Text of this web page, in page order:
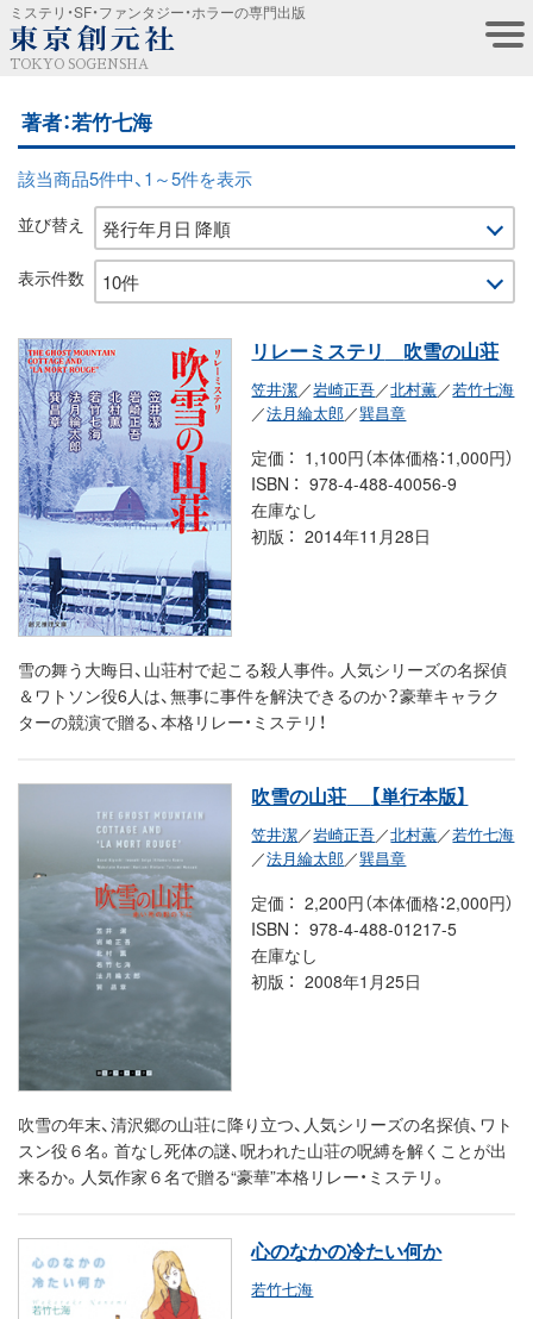
ミステリ・SF・ファンタジー・ホラーの専門出版
TOKYO SOGENSHA
著者：若竹七海
該当商品5件中、1～5件を表示
並び替え
表示件数
リレーミステリ 吹雪の山荘
笠井潔／岩崎正吾／北村薫／若竹七海
／法月綸太郎／巽昌章
定価
1,100円（本体価格：1,000円）
ISBN
978-4-488-40056-9
在庫なし
初版
2014年11月28日
雪の舞う大晦日、山荘村で起こる殺人事件。人気シリーズの名探偵
＆ワトソン役6人は、無事に事件を解決できるのか？豪華キャラク
ターの競演で贈る、本格リレー・ミステリ！
吹雪の山荘 【単行本版】
笠井潔／岩崎正吾／北村薫／若竹七海
／法月綸太郎／巽昌章
定価
2,200円（本体価格：2,000円）
ISBN
978-4-488-01217-5
在庫なし
初版
2008年1月25日
吹雪の年末、清沢郷の山荘に降り立つ、人気シリーズの名探偵、ワト
スン役６名。首なし死体の謎、呪われた山荘の呪縛を解くことが出
来るか。人気作家６名で贈る“豪華”本格リレー・ミステリ。
心のなかの冷たい何か
若竹七海